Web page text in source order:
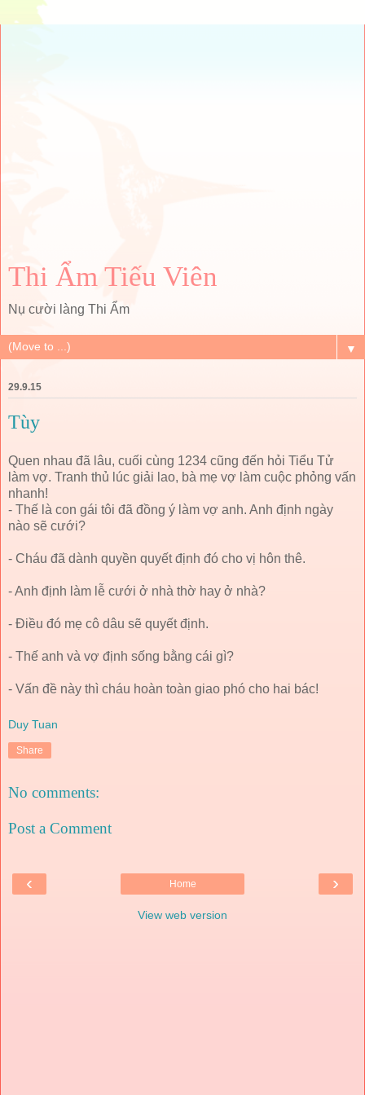
Thi Ẩm Tiếu Viên
Nụ cười làng Thi Ẩm
▼
29.9.15
Tùy
Quen nhau đã lâu, cuối cùng 1234 cũng đến hỏi Tiểu Tử
làm vợ. Tranh thủ lúc giải lao, bà mẹ vợ làm cuộc phỏng vấn
nhanh!
- Thế là con gái tôi đã đồng ý làm vợ anh. Anh định ngày
nào sẽ cưới?
- Cháu đã dành quyền quyết định đó cho vị hôn thê.
- Anh định làm lễ cưới ở nhà thờ hay ở nhà?
- Điều đó mẹ cô dâu sẽ quyết định.
- Thế anh và vợ định sống bằng cái gì?
- Vấn đề này thì cháu hoàn toàn giao phó cho hai bác!
Duy Tuan
Share
No comments:
Post a Comment
‹ ›
Home
View web version